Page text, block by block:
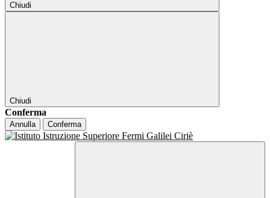
Chiudi
Chiudi
Conferma
Annulla Conferma